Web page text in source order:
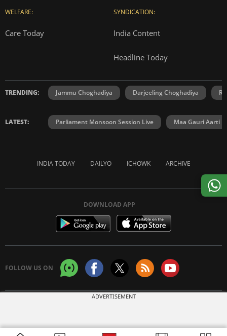
WELFARE:
Care Today
SYNDICATION:
India Content
Headline Today
TRENDING: Jammu Choghadiya Darjeeling Choghadiya
LATEST: Parliament Monsoon Session Live Maa Gauri Aarti
INDIA TODAY DAILYO ICHOWK ARCHIVE
DOWNLOAD APP
FOLLOW US ON
ADVERTISEMENT